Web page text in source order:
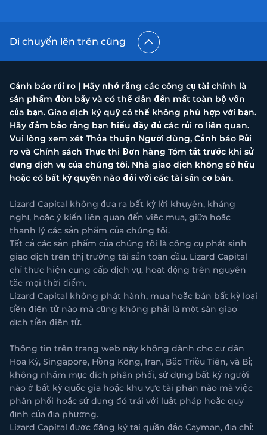
Di chuyển lên trên cùng
Cảnh báo rủi ro | Hãy nhớ rằng các công cụ tài chính là
sản phẩm đòn bẩy và có thể dẫn đến mất toàn bộ vốn
của bạn. Giao dịch ký quỹ có thể không phù hợp với bạn.
Hãy đảm bảo rằng bạn hiểu đầy đủ các rủi ro liên quan.
Vui lòng xem xét Thỏa thuận Người dùng, Cảnh báo Rủi
ro và Chính sách Thực thi Đơn hàng Tóm tắt trước khi sử
dụng dịch vụ của chúng tôi. Nhà giao dịch không sở hữu
hoặc có bất kỳ quyền nào đối với các tài sản cơ bản.
Lizard Capital không đưa ra bất kỳ lời khuyên, kháng
nghị, hoặc ý kiến liên quan đến việc mua, giữa hoặc
thanh lý các sản phẩm của chúng tôi.
Tất cả các sản phẩm của chúng tôi là công cụ phát sinh
giao dịch trên thị trường tài sản toàn cầu. Lizard Capital
chỉ thực hiện cung cấp dịch vụ, hoạt động trên nguyên
tắc mọi thời điểm.
Lizard Capital không phát hành, mua hoặc bán bất kỳ loại
tiền điện tử nào mà cũng không phải là một sàn giao
dịch tiền điện tử.
Thông tin trên trang web này không dành cho cư dân
Hoa Kỳ, Singapore, Hồng Kông, Iran, Bắc Triều Tiên, và Bỉ;
không nhằm mục đích phân phối, sử dụng bất kỳ người
nào ở bất kỳ quốc gia hoặc khu vực tài phán nào mà việc
phân phối hoặc sử dụng đó trái với luật pháp hoặc quy
định của địa phương.
Lizard Capital được đăng ký tại quần đảo Cayman, địa chỉ: